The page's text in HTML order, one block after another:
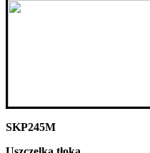
SKP245M